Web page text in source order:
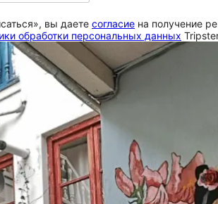
вы даете согласие на получение
обработки персональных данных